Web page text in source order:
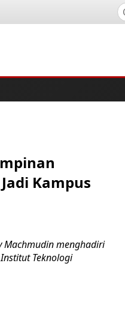
Kampus
Machmudin menghadiri
Teknologi